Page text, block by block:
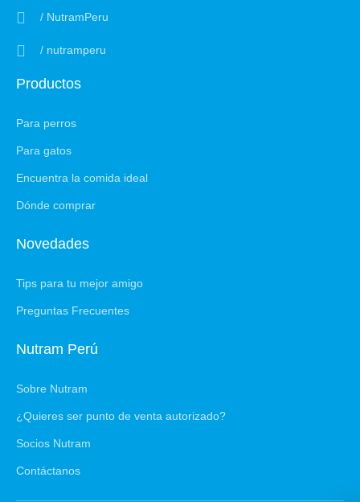
/ NutramPeru
/ nutramperu
Productos
Para perros
Para gatos
Encuentra la comida ideal
Dónde comprar
Novedades
Tips para tu mejor amigo
Preguntas Frecuentes
Nutram Perú
Sobre Nutram
¿Quieres ser punto de venta autorizado?
Socios Nutram
Contáctanos